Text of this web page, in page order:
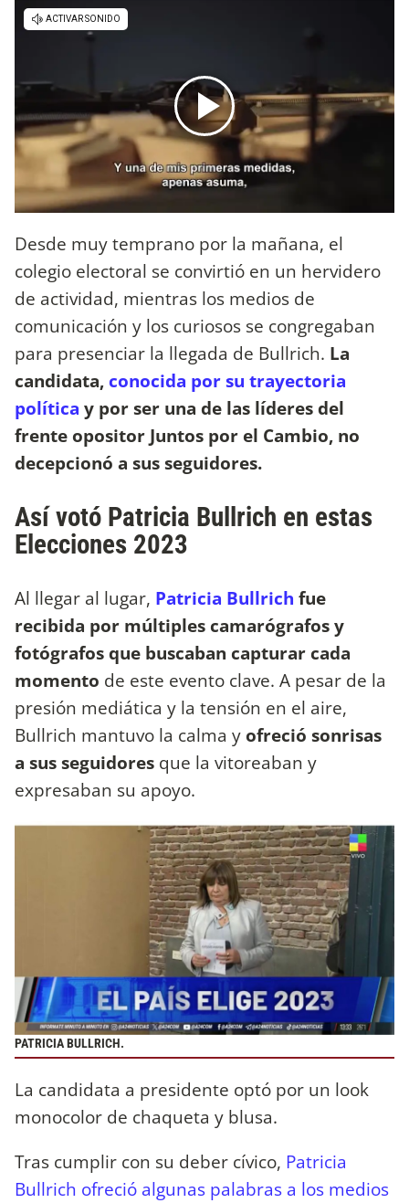
Desde muy temprano por la mañana, el
colegio electoral se convirtió en un hervidero
de actividad, mientras los medios de
comunicación y los curiosos se congregaban
para presenciar la llegada de Bullrich. La
candidata, conocida por su trayectoria
política y por ser una de las líderes del
frente opositor Juntos por el Cambio, no
decepcionó a sus seguidores.
Así votó Patricia Bullrich en estas
Elecciones 2023
Al llegar al lugar, Patricia Bullrich fue
recibida por múltiples camarógrafos y
fotógrafos que buscaban capturar cada
momento de este evento clave. A pesar de la
presión mediática y la tensión en el aire,
Bullrich mantuvo la calma y ofreció sonrisas
a sus seguidores que la vitoreaban y
expresaban su apoyo.
PATRICIA BULLRICH.
La candidata a presidente optó por un look
monocolor de chaqueta y blusa.
Tras cumplir con su deber cívico, Patricia
Bullrich ofreció algunas palabras a los medios